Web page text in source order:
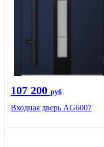
107 200 руб
Входная дверь AG6007